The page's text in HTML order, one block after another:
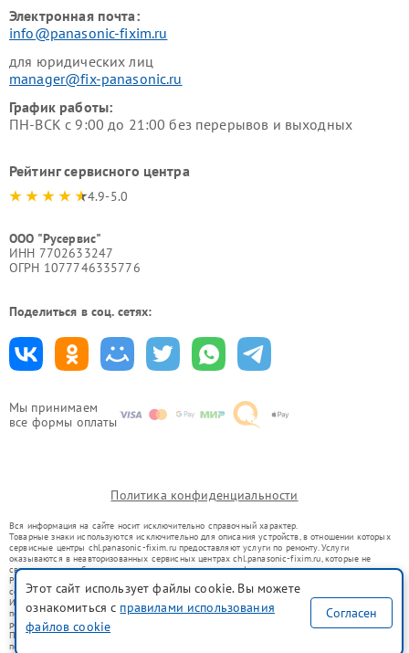
Мы принимаем
все формы оплаты
Электронная почта:
info@panasonic-fixim.ru
для юридических лиц
manager@fix-panasonic.ru
График работы:
ПН-ВСК с 9:00 до 21:00 без перерывов и выходных
Рейтинг сервисного центра
4.9-5.0
ООО "Русервис"
ИНН 7702633247
ОГРН 1077746335776
Поделиться в соц. сетях:
Политика конфиденциальности
Вся информация на сайте носит исключительно справочный характер.
Товарные знаки используются исключительно для описания устройств, в отношении которых
сервисные центры chl.panasonic-fixim.ru предоставляют услуги по ремонту. Услуги
оказываются в неавторизованных сервисных центрах chl.panasonic-fixim.ru, которые не
связаны с правообладателями товарных знаков или их официальными представителями.
Ремонт осуществляется для устройств, уже введенных в гражданский оборот в соответствии
со статьей 1487 ГК РФ.
Использование товарных знаков не преследует цели индивидуализации услуг или введения
потребителей в заблуждение, а служит для информирования о предоставляемых услугах по
ремонту техники указанных брендов.
Представленная на сайте информация не является публичной офертой, определяемой
положениями Статьи 437(2) Гражданского кодекса РФ
Этот сайт использует файлы cookie. Вы можете
ознакомиться с правилами использования
файлов cookie
Согласен